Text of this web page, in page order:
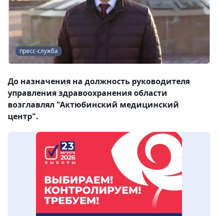
пресс-служба
До назначения на должность руководителя
управления здравоохранения области
возглавлял "Актюбинский медицинский
центр".